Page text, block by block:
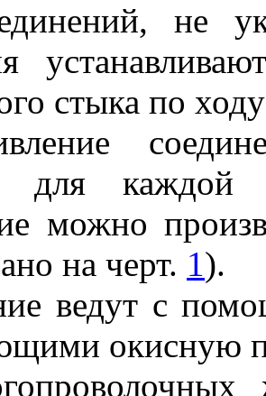
не
стыка по
для каждой
можно
на черт. 1).
ведут с
окисную